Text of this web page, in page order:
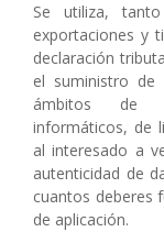
Se utiliza,
exportaciones y
declaración
el suministro
ámbitos de
informáticos, de
al interesado a
autenticidad de
cuantos deberes
de aplicación.